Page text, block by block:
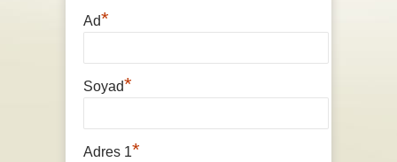
Ad*
Soyad*
Adres 1*